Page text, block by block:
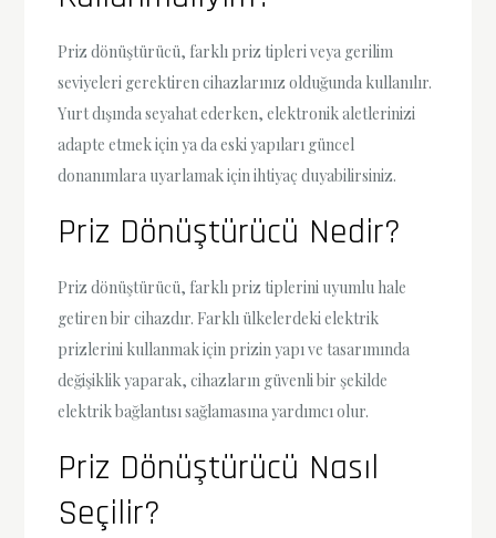
Priz dönüştürücü, farklı priz tipleri veya gerilim
seviyeleri gerektiren cihazlarınız olduğunda kullanılır.
Yurt dışında seyahat ederken, elektronik aletlerinizi
adapte etmek için ya da eski yapıları güncel
donanımlara uyarlamak için ihtiyaç duyabilirsiniz.
Priz Dönüştürücü Nedir?
Priz dönüştürücü, farklı priz tiplerini uyumlu hale
getiren bir cihazdır. Farklı ülkelerdeki elektrik
prizlerini kullanmak için prizin yapı ve tasarımında
değişiklik yaparak, cihazların güvenli bir şekilde
elektrik bağlantısı sağlamasına yardımcı olur.
Priz Dönüştürücü Nasıl
Seçilir?